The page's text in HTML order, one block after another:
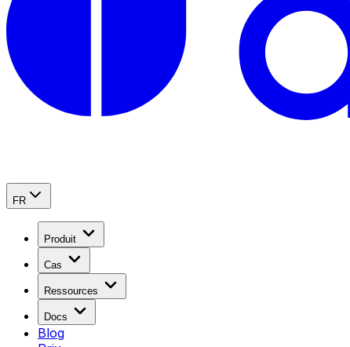
FR
Produit
Cas
Ressources
Docs
Blog